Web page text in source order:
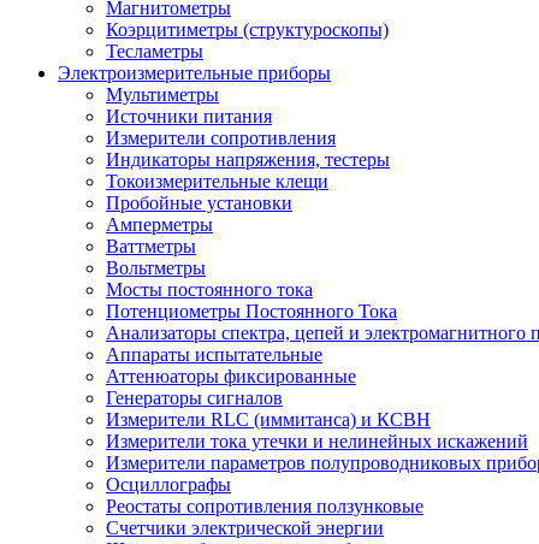
Магнитометры
Коэрцитиметры (структуроскопы)
Тесламетры
Электроизмерительные приборы
Мультиметры
Источники питания
Измерители сопротивления
Индикаторы напряжения, тестеры
Токоизмерительные клещи
Пробойные установки
Амперметры
Ваттметры
Вольтметры
Мосты постоянного тока
Потенциометры Постоянного Тока
Анализаторы спектра, цепей и электромагнитного
Аппараты испытательные
Аттенюаторы фиксированные
Генераторы сигналов
Измерители RLC (иммитанса) и КСВН
Измерители тока утечки и нелинейных искажений
Измерители параметров полупроводниковых
Осциллографы
Реостаты сопротивления ползунковые
Счетчики электрической энергии